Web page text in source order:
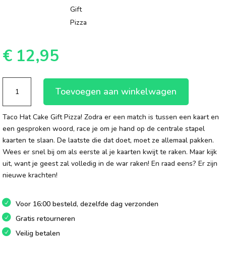
€ 12,95
Cake
Gift
Pizza
aantal
Toevoegen aan winkelwagen
Taco Hat Cake Gift Pizza! Zodra er een match is tussen een kaart en
een gesproken woord, race je om je hand op de centrale stapel
kaarten te slaan. De laatste die dat doet, moet ze allemaal pakken.
Wees er snel bij om als eerste al je kaarten kwijt te raken. Maar kijk
uit, want je geest zal volledig in de war raken! En raad eens? Er zijn
nieuwe krachten!
Voor 16:00 besteld, dezelfde dag verzonden
Gratis retourneren
Veilig betalen